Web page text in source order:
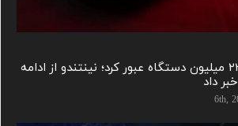
فروش Switch 2 از ۲۳ میلیون دستگاه عبور کرد؛ نینتندو از ادامه
داد